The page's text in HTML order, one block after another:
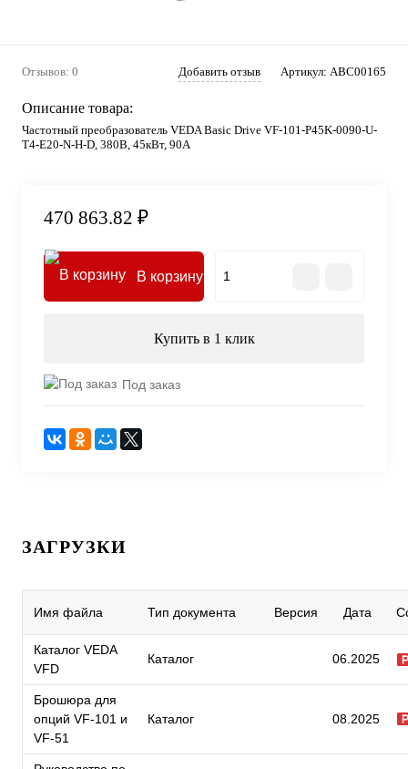
Отзывов: 0 Добавить отзыв Артикул: ABC00165
Описание товара:
Частотный преобразователь VEDA Basic Drive VF-101-P45K-0090-U-
T4-E20-N-H-D, 380В, 45кВт, 90А
470 863.82 ₽
В корзину
Купить в 1 клик
Под заказ
ЗАГРУЗКИ
Имя файла Тип документа Версия Дата
Каталог VEDA
VFD
Каталог 06.2025
Брошюра для
опций VF-101 и
VF-51
Каталог 08.2025